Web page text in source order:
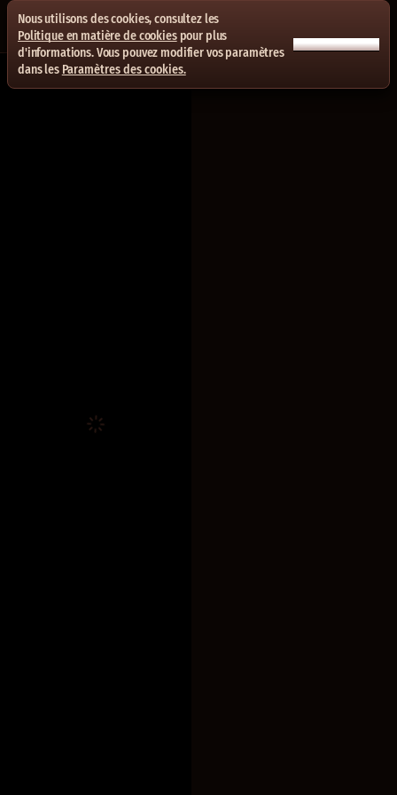
Nous utilisons des cookies, consultez les
Politique en matière de cookiespour plus
d'informations. Vous pouvez modifier vos paramètres
dans les Paramètres des cookies.
ACCEPTER TOUT